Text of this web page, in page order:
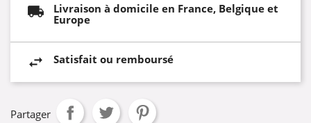
Livraison à domicile en France, Belgique et
Europe
Satisfait ou remboursé
Partager